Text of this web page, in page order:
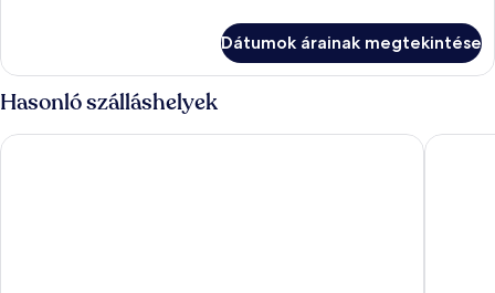
Dátumok árainak megtekintése
Hasonló szálláshelyek
MPM Kalina Garden Hotel Hotel